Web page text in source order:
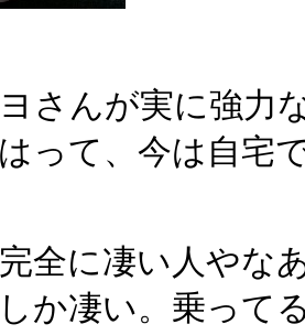
さんが実に強力
って、今は自宅
全に凄い人やな
か凄い。乗って